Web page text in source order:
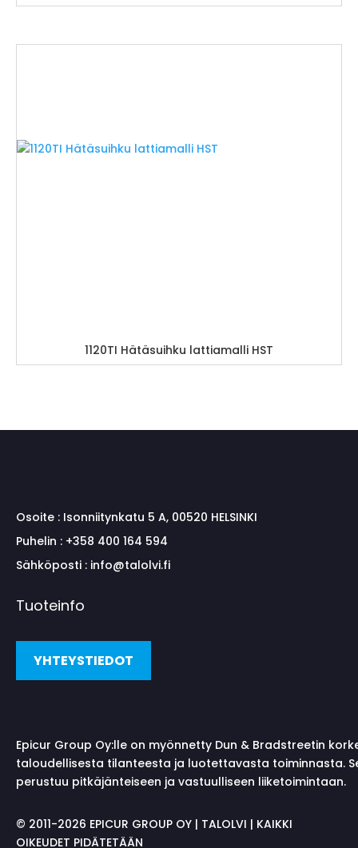
1120TI Hätäsuihku lattiamalli HST
Osoite : Isonniitynkatu 5 A, 00520 HELSINKI
Puhelin : +358 400 164 594
Sähköposti : info@talolvi.fi
Tuoteinfo
YHTEYSTIEDOT
Epicur Group Oy:lle on myönnetty Dun & Bradstreetin
taloudellisesta tilanteesta ja luotettavasta toiminnasta.
perustuu pitkäjänteiseen ja vastuulliseen liiketoimintaan.
© 2011-2026 EPICUR GROUP OY | TALOLVI | KAIKKI
OIKEUDET PIDÄTETÄÄN